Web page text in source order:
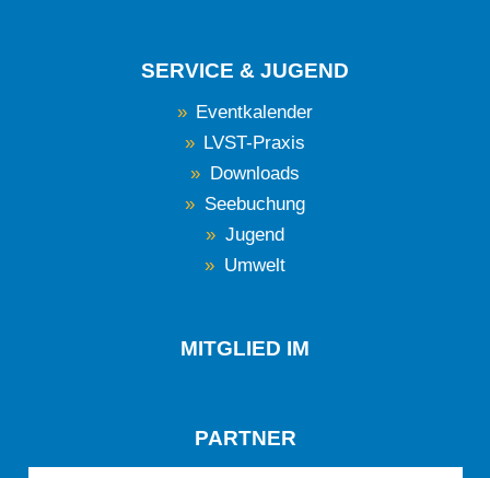
SERVICE & JUGEND
Eventkalender
LVST-Praxis
Downloads
Seebuchung
Jugend
Umwelt
MITGLIED IM
PARTNER